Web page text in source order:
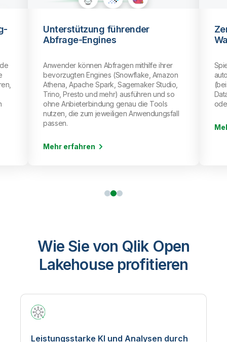
Zero-Copy-Mirroring in Data
Warehouses
Spiegeln Sie Daten aus Iceberg-Tabellen
automatisch in Ihr Cloud-Data-Warehouse
(beispielsweise Snowflake oder
Databricks*), ohne die Daten zu kopieren
oder zu duplizieren.
Mehr erfahren
Wie Sie von Qlik Open
Lakehouse profitieren
Leistungsstarke KI und Analysen durch